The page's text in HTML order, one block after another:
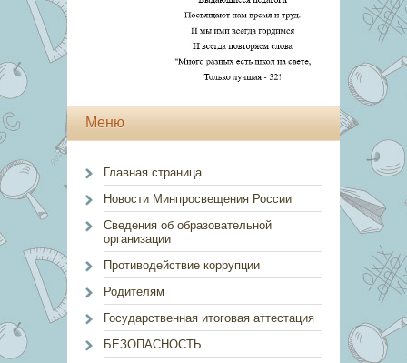
Меню
Главная страница
Новости Минпросвещения России
Сведения об образовательной
организации
Противодействие коррупции
Родителям
Государственная итоговая аттестация
БЕЗОПАСНОСТЬ